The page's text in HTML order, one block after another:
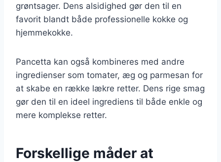
grøntsager. Dens alsidighed gør den til en
favorit blandt både professionelle kokke og
hjemmekokke.
Pancetta kan også kombineres med andre
ingredienser som tomater, æg og parmesan for
at skabe en række lækre retter. Dens rige smag
gør den til en ideel ingrediens til både enkle og
mere komplekse retter.
Forskellige måder at